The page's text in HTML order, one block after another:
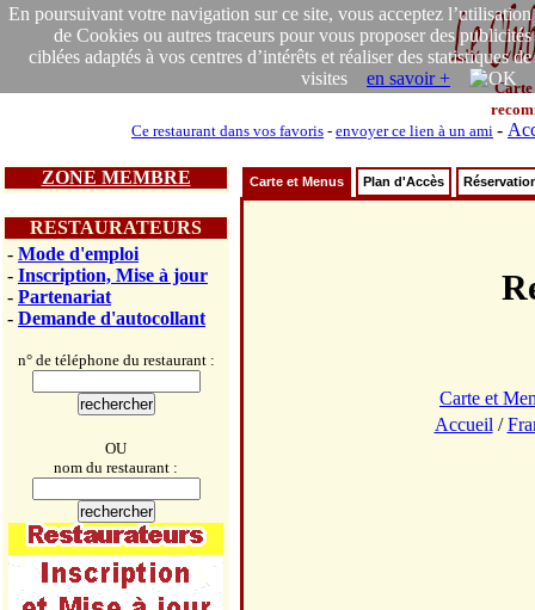
En poursuivant votre navigation sur ce site, vous acceptez l’utilisation
de Cookies ou autres traceurs pour vous proposer des publicités
ciblées adaptés à vos centres d’intérêts et réaliser des statistiques de
visites en savoir +
Carte
Ce restaurant dans vos favoris - envoyer ce lien à un ami -
ZONE MEMBRE
RESTAURATEURS
- Mode d'emploi
- Inscription, Mise à jour
- Partenariat
- Demande d'autocollant
n° de téléphone du restaurant :
OU
nom du restaurant :
Carte et Menus Plan d'Accès
Carte et
Accueil /